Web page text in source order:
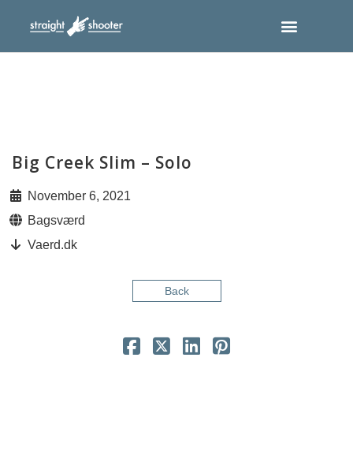
Big Creek Slim – Solo
November 6, 2021
Bagsværd
Vaerd.dk
Back